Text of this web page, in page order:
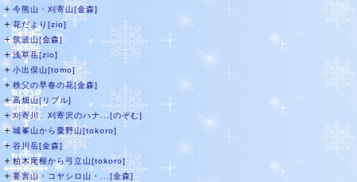
＋ 今熊山・刈寄山[金森]
＋花だより[zio]
＋筑波山[金森]
＋浅草岳[zio]
＋ 小出俣山[tomo]
＋ 秩父の早春の花[金森]
＋高畑山[リブル]
＋刈寄川、刈寄沢のハナ...[のぞむ]
＋ 城峯山から粟野山[tokoro]
＋ 谷川岳[金森]
＋柏木尾根から弓立山[tokoro]
＋要害山・コヤシロ山・...[金森]